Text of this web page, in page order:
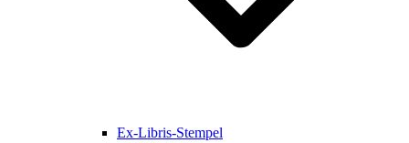
Ex-Libris-Stempel